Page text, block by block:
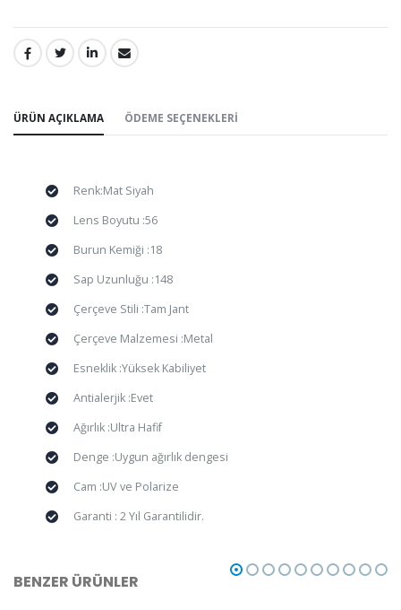
PAYLAŞ:
ÜRÜN AÇIKLAMA ÖDEME SEÇENEKLERI
Renk:Mat Siyah
Lens Boyutu :56
Burun Kemiği :18
Sap Uzunluğu :148
Çerçeve Stili :Tam Jant
Çerçeve Malzemesi :Metal
Esneklik :Yüksek Kabiliyet
Antialerjik :Evet
Ağırlık :Ultra Hafif
Denge :Uygun ağırlık dengesi
Cam :UV ve Polarize
Garanti : 2 Yıl Garantilidir.
BENZER ÜRÜNLER